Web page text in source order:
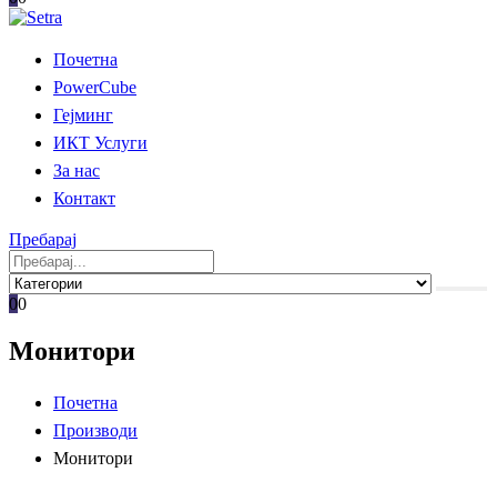
Почетна
PowerCube
Гејминг
ИКТ Услуги
За нас
Контакт
Пребарај
00
Монитори
Почетна
Производи
Монитори